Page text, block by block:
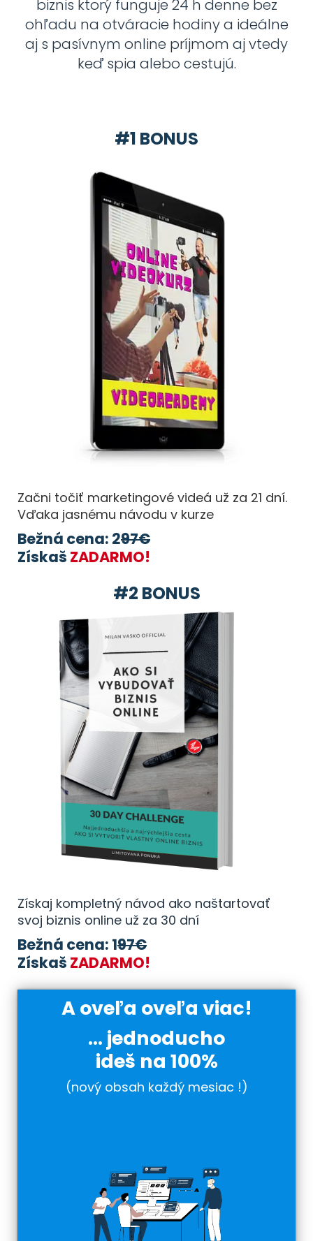
biznis ktorý funguje 24 h denne bez
ohľadu na otváracie hodiny a ideálne
aj s pasívnym online príjmom aj vtedy
keď spia alebo cestujú.
#1 BONUS
Začni točiť marketingové videá už za 21 dní.
Vďaka jasnému návodu v kurze
Bežná cena: 297€
Získaš ZADARMO!
#2 BONUS
Získaj kompletný návod ako naštartovať
svoj biznis online už za 30 dní
Bežná cena: 197€
Získaš ZADARMO!
A oveľa oveľa viac!
... jednoducho
ideš na 100%
(nový obsah každý mesiac !)